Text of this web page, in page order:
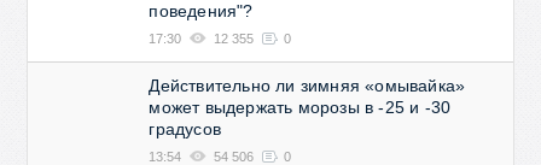
поведения"?
17:30 12 355 0
Действительно ли зимняя «омывайка»
может выдержать морозы в -25 и -30
градусов
13:54 54 506 0